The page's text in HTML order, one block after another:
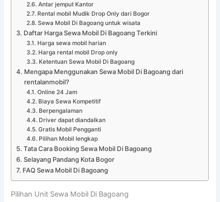
Antar jemput Kantor
Rental mobil Mudik Drop Only dari Bogor
Sewa Mobil Di Bagoang untuk wisata
Daftar Harga Sewa Mobil Di Bagoang Terkini
Harga sewa mobil harian
Harga rental mobil Drop only
Ketentuan Sewa Mobil Di Bagoang
Mengapa Menggunakan Sewa Mobil Di Bagoang dari
rentalanmobil?
Online 24 Jam
Biaya Sewa Kompetitif
Berpengalaman
Driver dapat diandalkan
Gratis Mobil Pengganti
Pilihan Mobil lengkap
Tata Cara Booking Sewa Mobil Di Bagoang
Selayang Pandang Kota Bogor
FAQ Sewa Mobil Di Bagoang
Pilihan Unit Sewa Mobil Di Bagoang